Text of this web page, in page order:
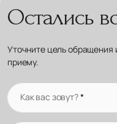
Остались
Уточните цель обращения
приему.
Как вас зовут?*